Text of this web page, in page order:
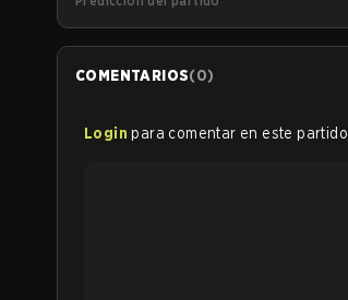
COMENTARIOS(0)
Login para comentar en este partido